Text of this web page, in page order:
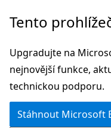
Přeskočit
hlavní
obsah
Tento
Upgradujte na
nejnovější funkce,
technickou podporu.
Stáhnout Microsoft